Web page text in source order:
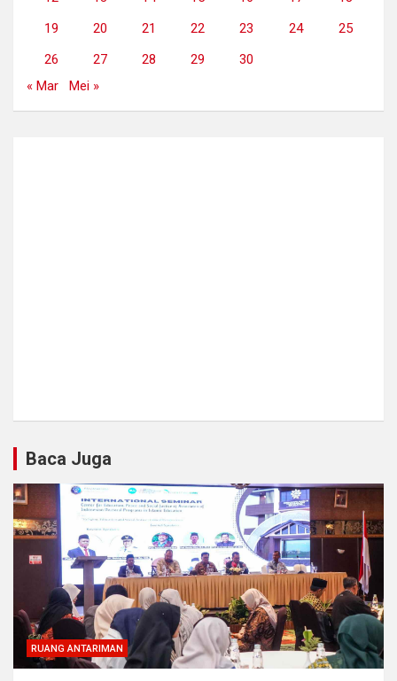
19
20 21 22 23 24
25
26
27 28 29
30
« Mar
Mei »
Baca Juga
RUANG ANTARIMAN